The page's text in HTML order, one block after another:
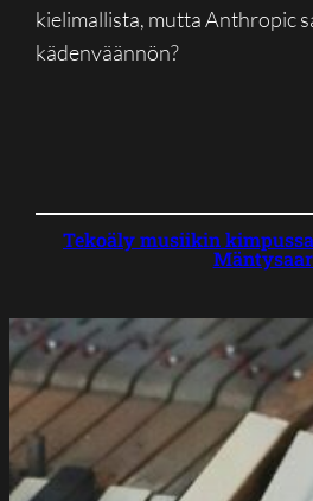
kielimallista, mutta Anthropic
kädenväännön?
Tekoäly musiikin